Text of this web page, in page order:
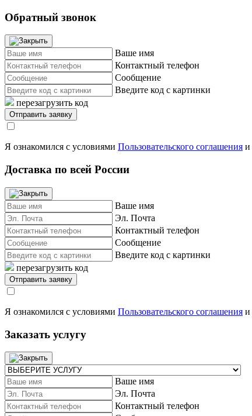
Обратный звонок
Ваше имя
Контактный телефон
Сообщение
Введите код с картинки
перезагрузить код
Я ознакомился с условиями Пользовательского соглашения и
Доставка по всей России
Ваше имя
Эл. Почта
Контактный телефон
Сообщение
Введите код с картинки
перезагрузить код
Я ознакомился с условиями Пользовательского соглашения и
Заказать услугу
Ваше имя
Эл. Почта
Контактный телефон